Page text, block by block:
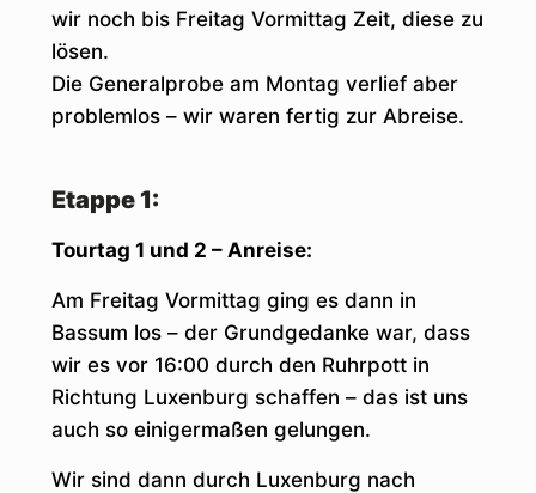
wir noch bis Freitag Vormittag Zeit, diese zu
lösen.
Die Generalprobe am Montag verlief aber
problemlos – wir waren fertig zur Abreise.
Etappe 1:
Tourtag 1 und 2 – Anreise:
Am Freitag Vormittag ging es dann in
Bassum los – der Grundgedanke war, dass
wir es vor 16:00 durch den Ruhrpott in
Richtung Luxenburg schaffen – das ist uns
auch so einigermaßen gelungen.
Wir sind dann durch Luxenburg nach